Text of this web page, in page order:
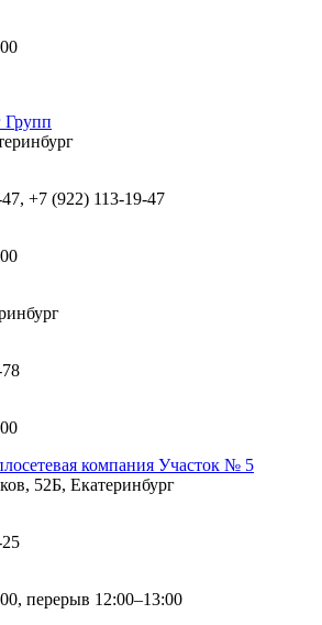
Групп
+7 (922) 113-19-47
компания Участок № 5
52Б, Екатеринбург
перерыв 12:00–13:00